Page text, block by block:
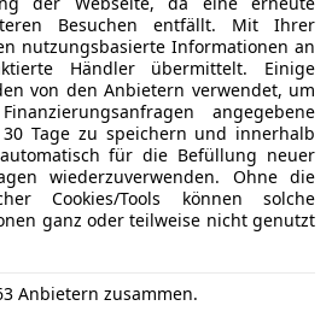
Vollkaskoversicherung für den
47 Prozent zusätzlich 120 Euro.
Nissan Cedric istentsprechend
, besticht allerdings durch
So besitzt der Cedric
aus Chrom, auch
eingefasst. Die Scheinwerfer
wobei reine
Einsatz kommen.
Besuchen entfällt. Mit Ihrer
nutzungsbasierte Informationen an
Händler übermittelt. Einige
von den Anbietern verwendet, um
angegebene
Tage zu speichern und innerhalb
für die Befüllung neuer
wiederzuverwenden. Ohne die
Cookies/Tools können solche
ganz oder teilweise nicht genutzt
Anbietern zusammen.